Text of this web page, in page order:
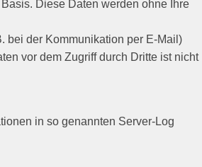
Diese Daten werden ohne Ihre
bei der Kommunikation per E-Mail)
vor dem Zugriff durch Dritte ist nicht
in so genannten Server-Log